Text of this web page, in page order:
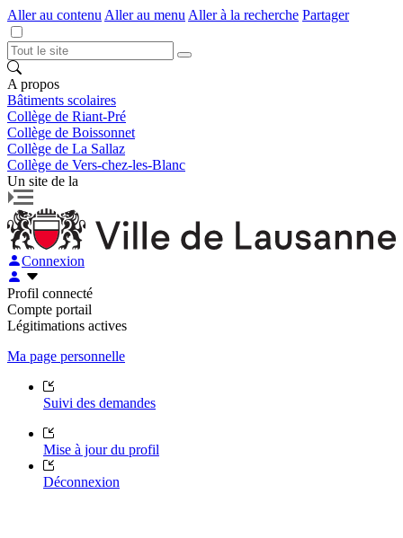
Aller au contenu Aller au menu Aller à la recherche Partager
A propos
Bâtiments scolaires
Collège de Riant-Pré
Collège de Boissonnet
Collège de La Sallaz
Collège de Vers-chez-les-Blanc
Un site de la
Connexion
Profil connecté
Compte portail
Légitimations actives
Ma page personnelle
Suivi des demandes
Mise à jour du profil
Déconnexion